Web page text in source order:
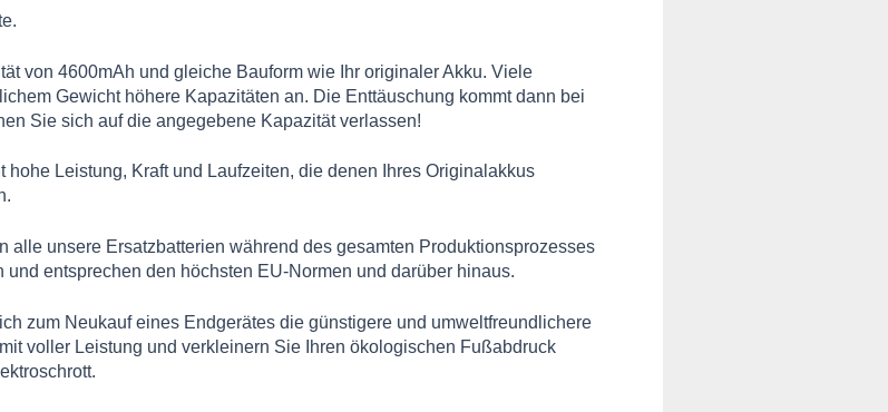
von 4600mAh und gleiche Bauform wie Ihr originaler Akku. Viele
Gewicht höhere Kapazitäten an. Die Enttäuschung kommt dann bei
Sie sich auf die angegebene Kapazität verlassen!
Leistung, Kraft und Laufzeiten, die denen Ihres Originalakkus
alle unsere Ersatzbatterien während des gesamten Produktionsprozesses
entsprechen den höchsten EU-Normen und darüber hinaus.
zum Neukauf eines Endgerätes die günstigere und umweltfreundlichere
voller Leistung und verkleinern Sie Ihren ökologischen Fußabdruck